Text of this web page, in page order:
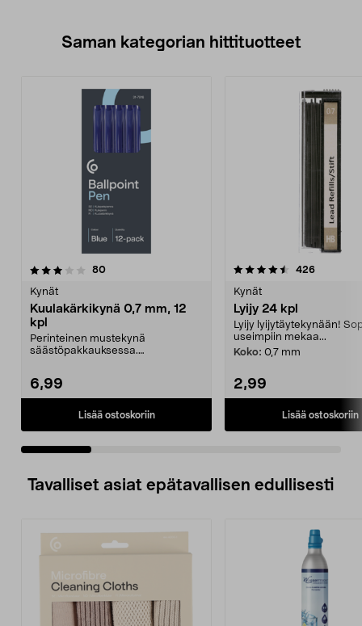
Saman kategorian hittituotteet
80arvostelut
Kynät
Kuulakärkikynä 0,7 mm, 12
kpl
Perinteinen mustekynä
säästöpakkauksessa.
6,99
Lisää ostoskoriin
4.5 viidestä
426arvostelut
Kynät
Lyijy 24 kpl
Lyijy lyijytäytekynään!
useimpiin mekaa...
Koko: 0,7 mm
2,99
Lisää ostoskoriin
4.5 viidestä
Tavalliset asiat epätavallisen edullisesti